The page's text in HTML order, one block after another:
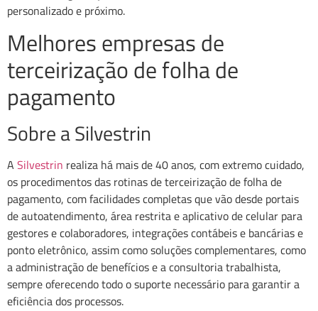
personalizado e próximo.
Melhores empresas de
terceirização de folha de
pagamento
Sobre a Silvestrin
A Silvestrin realiza há mais de 40 anos, com extremo cuidado,
os procedimentos das rotinas de terceirização de folha de
pagamento, com facilidades completas que vão desde portais
de autoatendimento, área restrita e aplicativo de celular para
gestores e colaboradores, integrações contábeis e bancárias e
ponto eletrônico, assim como soluções complementares, como
a administração de benefícios e a consultoria trabalhista,
sempre oferecendo todo o suporte necessário para garantir a
eficiência dos processos.